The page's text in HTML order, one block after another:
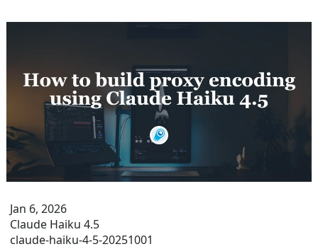
Jan 6, 2026
Claude Haiku 4.5
claude-haiku-4-5-20251001